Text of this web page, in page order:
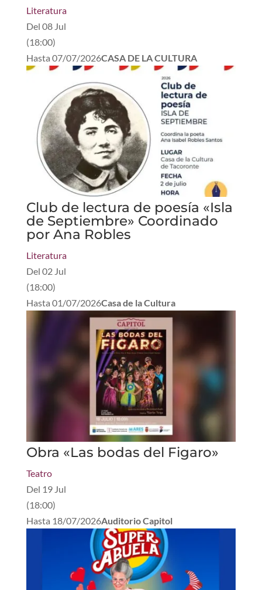
Literatura
Del 08 Jul
(18:00)
Hasta 07/07/2026CASA DE LA CULTURA
Club de lectura de poesía «Isla
de Septiembre» Coordinado
por Ana Robles
Literatura
Del 02 Jul
(18:00)
Hasta 01/07/2026Casa de la Cultura
Obra «Las bodas del Figaro»
Teatro
Del 19 Jul
(18:00)
Hasta 18/07/2026Auditorio Capitol